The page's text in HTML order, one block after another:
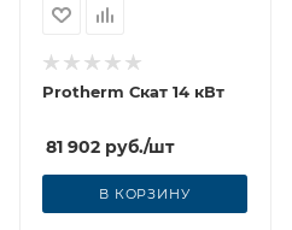
Protherm Скат 14 кВт
81 902 руб./шт
В КОРЗИНУ